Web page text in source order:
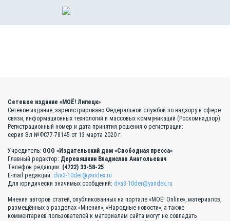
Сетевое издание «МОЁ! Липецк»
Сетевое издание, зарегистрировано Федеральной службой по надзору в сфере
связи, информационных технологий и массовых коммуникаций (Роскомнадзор).
Регистрационный номер и дата принятия решения о регистрации:
серия Эл №ФС77-78145 от 13 марта 2020 г.
Учредитель: ООО «Издательский дом «Свободная пресса»
Главный редактор: Деревяшкин Владислав Анатольевич
Телефон редакции: (4722) 33-58-25
E-mail редакции: dva3-10der@yandex.ru
Для юридически значимых сообщений: dva3-10der@yandex.ru
Мнения авторов статей, опубликованных на портале «МОЁ! Online», материалов,
размещённых в разделах «Мнения», «Народные новости», а также
комментариев пользователей к материалам сайта могут не совпадать